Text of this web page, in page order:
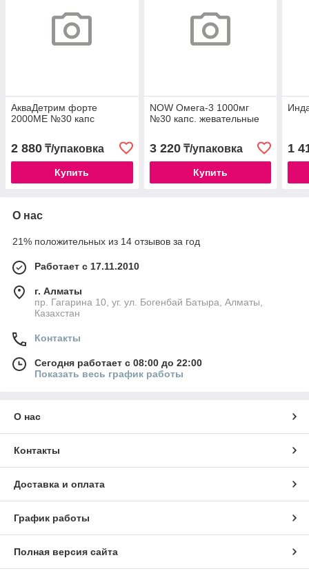
АкваДетрим форте
2000МЕ №30 капс
2 880 ₸/упаковка
Купить
NOW Омега-3 1000мг
№30 капс. жевательные
3 220₸/упаковка
Купить
1
О нас
21% положительных из 14 отзывов за год
Работает с 17.11.2010
г. Алматы
пр. Гагарина 10, уг. ул. Богенбай Батыра, Алматы,
Казахстан
Контакты
Сегодня работает с 08:00 до 22:00
Показать весь график работы
О нас
Контакты
Доставка и оплата
График работы
Полная версия сайта